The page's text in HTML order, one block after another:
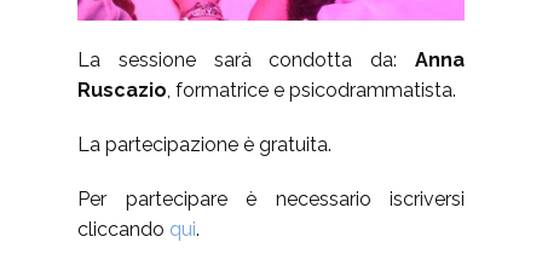
La sessione sarà condotta da: Anna
Ruscazio, formatrice e psicodrammatista.
La partecipazione è gratuita.
Per partecipare è necessario iscriversi
cliccando qui.